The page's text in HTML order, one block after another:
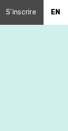
S'inscrire EN